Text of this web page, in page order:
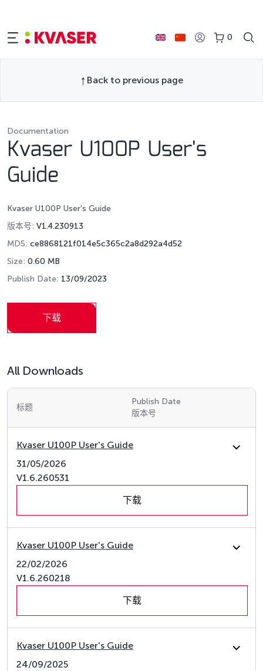
0
Back to previous page
Documentation
Kvaser U100P User's
Guide
Kvaser U100P User's Guide
版本号: V1.4.230913
MD5: ce8868121f014e5c365c2a8d292a4d52
Size: 0.60 MB
Publish Date: 13/09/2023
下载
All Downloads
标题
Publish Date
版本号
Kvaser U100P User's Guide
31/05/2026
V1.6.260531
下载
Kvaser U100P User's Guide
22/02/2026
V1.6.260218
下载
Kvaser U100P User's Guide
24/09/2025